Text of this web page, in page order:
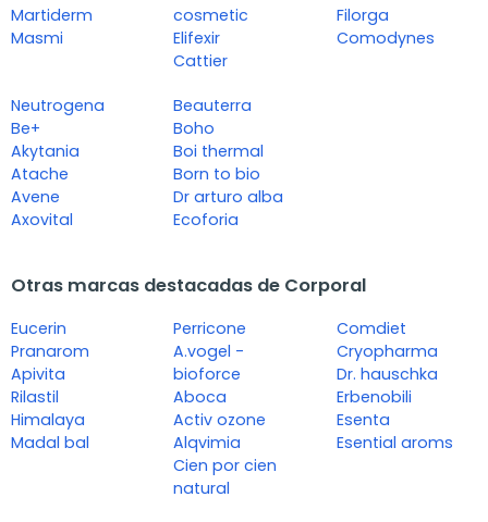
Martiderm
Masmi
cosmetic
Elifexir
Cattier
Filorga
Comodynes
Neutrogena
Be+
Akytania
Atache
Avene
Axovital
Beauterra
Boho
Boi thermal
Born to bio
Dr arturo alba
Ecoforia
Otras marcas destacadas de Corporal
Eucerin
Pranarom
Apivita
Rilastil
Himalaya
Madal bal
Perricone
A.vogel -
bioforce
Aboca
Activ ozone
Alqvimia
Cien por cien
natural
Comdiet
Cryopharma
Dr. hauschka
Erbenobili
Esenta
Esential aroms